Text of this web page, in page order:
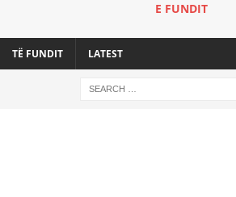
E FUNDIT
TË FUNDIT LATEST